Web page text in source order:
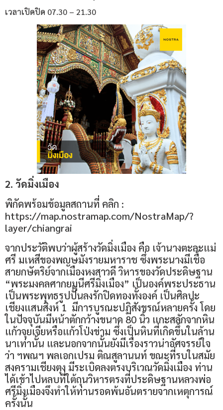
เวลาเปิดปิด 07.30 – 21.30
2. วัดมิ่งเมือง
พิกัดพร้อมข้อมูลสถานที่ คลิก :
https://map.nostramap.com/NostraMap/?
layer/chiangrai
จากประวัติพบว่าผู้สร้างวัดมิ่งเมือง คือ เจ้านางตะละแม่
ศรี มเหสีของพญษมังรายมหาราช ซึ่งพระนางมีเชื้อ
สายกษัตริย์จากเมืองหงสาวดี วิหารของวัดประดิษฐาน
“พระมงคลศากยมุนีศรีมิ่งเมือง” เป็นองค์พระประธาน
เป็นพระพุทธรูปปั้นลงรักปิดทองทั้งองค์ เป็นศิลปะ
เชียงแสนสิงห์ 1 มีการบูรณะปฏิสังขรณ์หลายครั้ง โดย
ในปัจจุบันมีหน้าตักกว้างขนาด 80 นิ้ว แกะสลักจากหิน
แก้วจุยเจียหรือแก้วโป่งข่าม ซึ่งเป็นหินที่เกิดขึ้นในล้าน
นาเท่านั้น และนอกจากนั้นยังมีเรื่องราวน่าอัศจรรย์ใจ
ว่า ฯพณฯ พลเอกเปรม ติณสูลานนท์ ขณะที่รบในสมัย
สงครามเชียงตุง มีระเบิดลงตรงบริเวณวัดมิ่งเมือง ท่าน
ได้เข้าไปหลบที่ใต้ถุนวิหารตรงที่ประดิษฐานหลวงพ่อ
ศรีมิ่งเมืองจึงทำให้ท่านรอดพ้นอันตรายจากเหตุการณ์
ครั้งนั้น